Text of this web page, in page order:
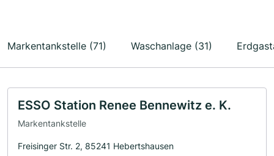
Markentankstelle (71) Waschanlage (31)
ESSO Station Renee Bennewitz e. K.
Markentankstelle
Freisinger Str. 2, 85241 Hebertshausen